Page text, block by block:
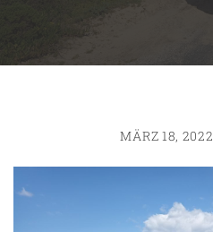
MÄRZ 18, 2022